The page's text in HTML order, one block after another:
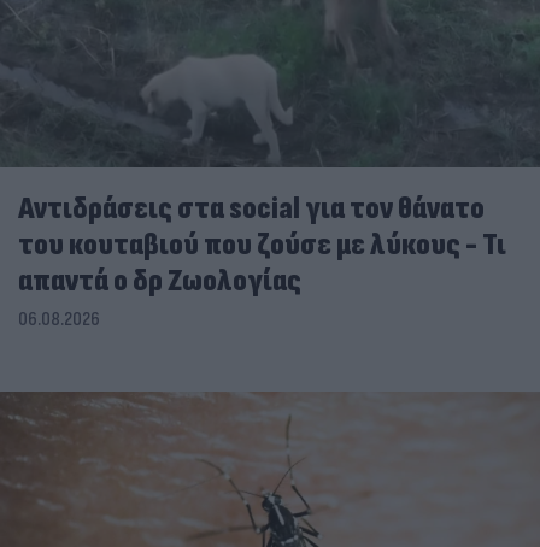
Αντιδράσεις στα social για τον θάνατο
του κουταβιού που ζούσε με λύκους - Τι
απαντά ο δρ Ζωολογίας
06.08.2026